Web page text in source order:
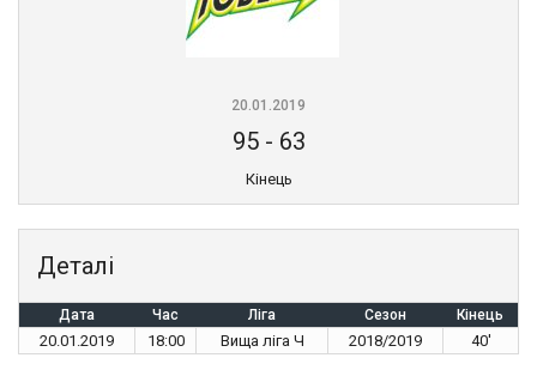
20.01.2019
95- 63
Кінець
Деталі
Дата Час Ліга Сезон Кінець
20.01.2019 18:00 Вища ліга Ч 2018/2019 40'